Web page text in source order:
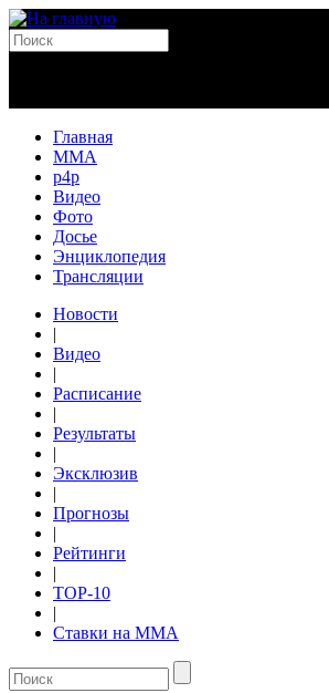
Главная
MMA
p4p
Видео
Фото
Досье
Энциклопедия
Трансляции
Новости
|
Видео
|
Расписание
|
Результаты
|
Эксклюзив
|
Прогнозы
|
Рейтинги
|
TOP-10
|
Ставки на ММА